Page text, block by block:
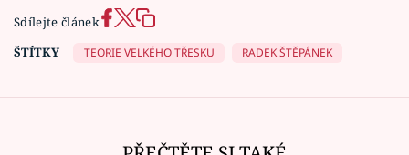
Sdílejte článek
ŠTÍTKY
TEORIE VELKÉHO TŘESKU RADEK ŠTĚPÁNEK